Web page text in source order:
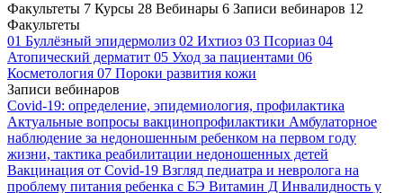
Факультеты 7 Курсы 28 Вебинары 6 Записи вебинаров 12
Факультеты
01 Буллёзный эпидермолиз 02 Ихтиоз 03 Псориаз 04
Атопический дерматит 05 Уход за пациентами 06
Косметология 07 Пороки развития кожи
Записи вебинаров
Covid-19: определение, эпидемиология, профилактика
Актуальные вопросы вакцинопрофилактики Амбулаторное
наблюдение за недоношенным ребенком на первом году
жизни, тактика реабилитации недоношенных детей
Вакцинация от Covid-19 Взгляд педиатра и невролога на
проблему питания ребенка с БЭ Витамин Д Инвалидность у